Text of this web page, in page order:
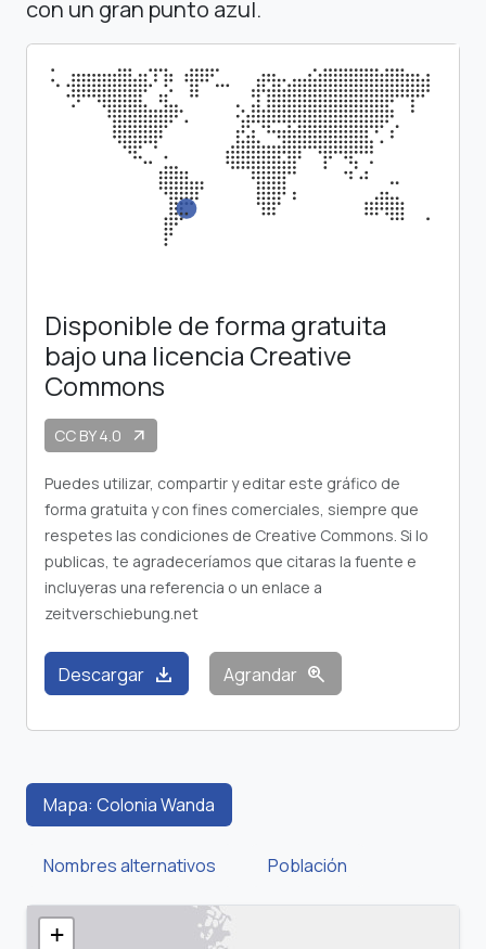
con un gran punto azul.
Disponible de forma gratuita
bajo una licencia Creative
Commons
CC BY 4.0 arrow_outward
Puedes utilizar, compartir y editar este gráfico de
forma gratuita y con fines comerciales, siempre que
respetes las condiciones de Creative Commons. Si lo
publicas, te agradeceríamos que citaras la fuente e
incluyeras una referencia o un enlace a
zeitverschiebung.net
Descargar download Agrandar zoom_in
Mapa: Colonia Wanda
Nombres alternativos Población
+